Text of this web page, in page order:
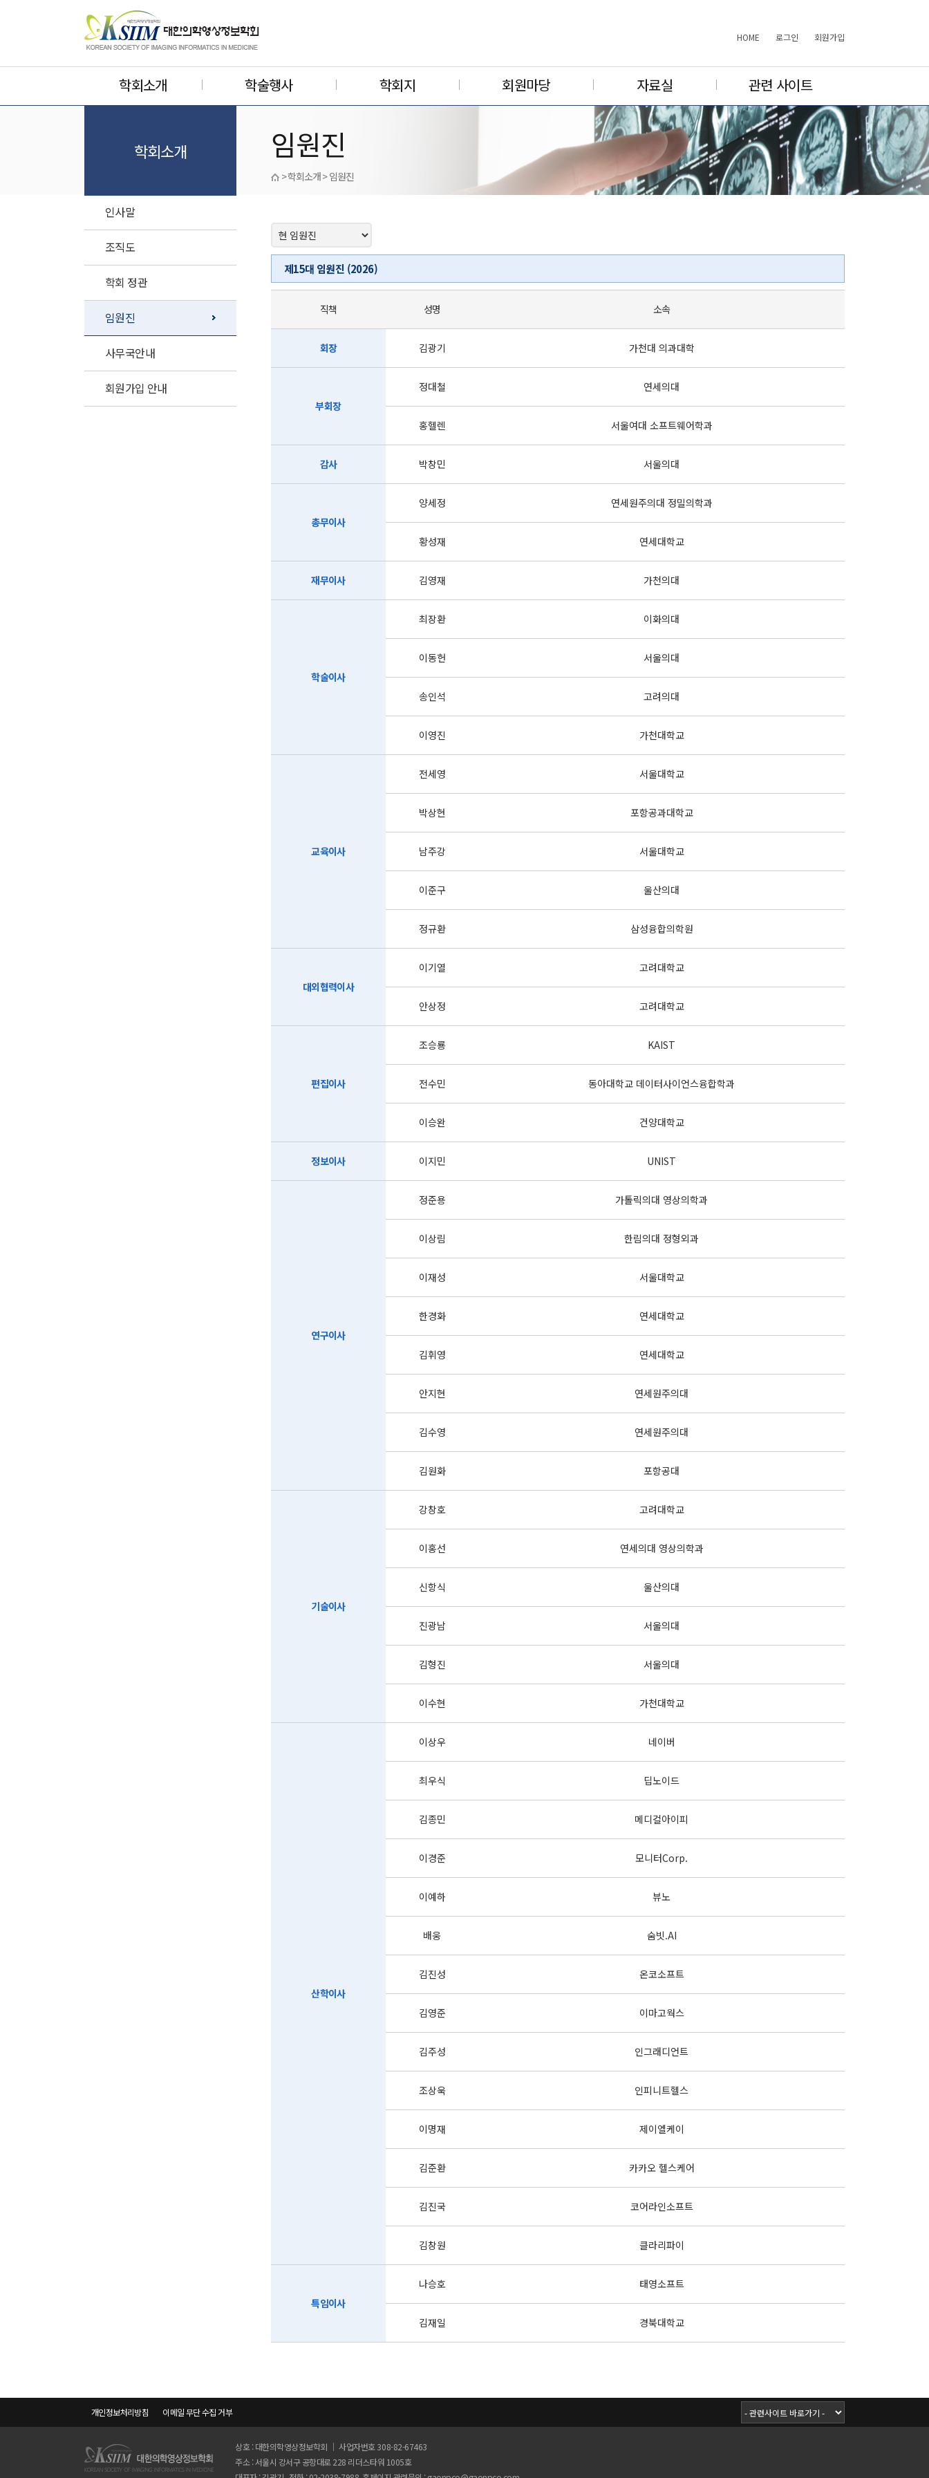
HOME 로그인 회원가입
학회소개 학술행사 학회지 회원마당 자료실 관련 사이트
학회소개 임원진
> 학회소개 > 임원진
인사말
조직도
학회 정관
임원진
사무국안내
회원가입 안내
제15대 임원진 (2026)
직책 성명 소속
회장 김광기 가천대 의과대학
부회장
정대철 연세의대
홍헬렌 서울여대 소프트웨어학과
감사 박창민 서울의대
총무이사
양세정 연세원주의대 정밀의학과
황성재 연세대학교
재무이사 김영재 가천의대
학술이사
최장환 이화의대
이동헌 서울의대
송인석 고려의대
이영진 가천대학교
교육이사
전세영 서울대학교
박상현 포항공과대학교
남주강 서울대학교
이준구 울산의대
정규환 삼성융합의학원
대외협력이사
이기열 고려대학교
안상정 고려대학교
편집이사
조승룡 KAIST
전수민 동아대학교 데이터사이언스융합학과
이승완 건양대학교
정보이사 이지민 UNIST
연구이사
정준용 가톨릭의대 영상의학과
이상림 한림의대 정형외과
이재성 서울대학교
한경화 연세대학교
김휘영 연세대학교
안지현 연세원주의대
김수영 연세원주의대
김원화 포항공대
기술이사
강창호 고려대학교
이홍선 연세의대 영상의학과
신항식 울산의대
진광남 서울의대
김형진 서울의대
이수현 가천대학교
산학이사
이상우 네이버
최우식 딥노이드
김종민 메디컬아이피
이경준 모니터Corp.
이예하 뷰노
배웅 숨빗.AI
김진성 온코소프트
김영준 이마고웍스
김주성 인그래디언트
조상욱 인피니트헬스
이명재 제이엘케이
김준환 카카오 헬스케어
김진국 코어라인소프트
김창원 클라리파이
특임이사
나승호 태영소프트
김재일 경북대학교
개인정보처리방침 이메일 무단 수집 거부
상호 : 대한의학영상정보학회 ｜ 사업자번호 308-82-67463
주소 : 서울시 강서구 공항대로 228 리더스타워 1005호